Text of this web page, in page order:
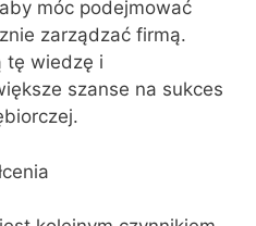
móc podejmować
zarządzać firmą.
tę wiedzę i
szanse na sukces